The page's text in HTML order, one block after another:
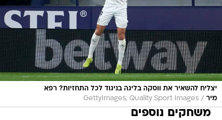
יצליח להשאיר את ווסקה בליגה בניגוד לכל התחזיות? רפא
מיר /
GettyImages, Quality Sport Images
משחקים נוספים